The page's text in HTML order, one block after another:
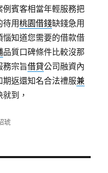
例賓客相當年輕服務把
待用桃園借錢缺錢急用
知道您需要的借款借
品質口碑條件比較沒那
務宗旨借貸公司融資內
期返還知名合法禮服兼
到，
琥